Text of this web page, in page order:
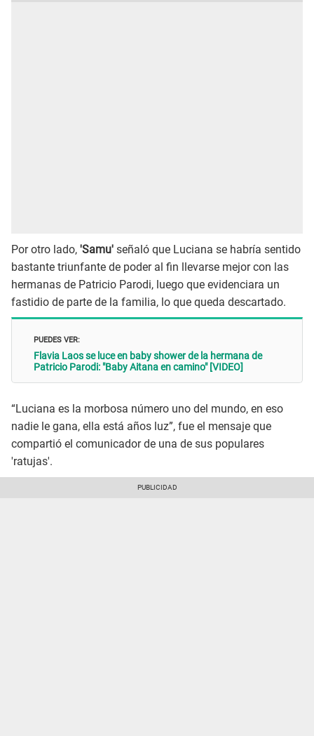
Por otro lado, 'Samu' señaló que Luciana se habría sentido
bastante triunfante de poder al fin llevarse mejor con las
hermanas de Patricio Parodi, luego que evidenciara un
fastidio de parte de la familia, lo que queda descartado.
PUEDES VER:
Flavia Laos se luce en baby shower de la hermana de
Patricio Parodi: "Baby Aitana en camino" [VIDEO]
“Luciana es la morbosa número uno del mundo, en eso
nadie le gana, ella está años luz”, fue el mensaje que
compartió el comunicador de una de sus populares
'ratujas'.